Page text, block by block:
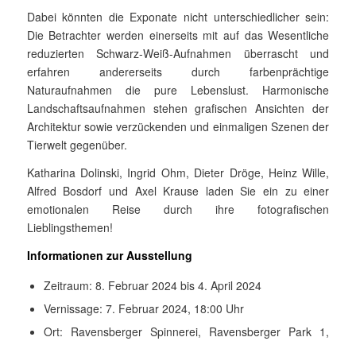
Dabei könnten die Exponate nicht unterschiedlicher sein:
Die Betrachter werden einerseits mit auf das Wesentliche
reduzierten Schwarz-Weiß-Aufnahmen überrascht und
erfahren andererseits durch farben­prächtige
Naturaufnahmen die pure Lebenslust. Harmonische
Landschaftsaufnahmen stehen grafischen Ansichten der
Architektur sowie verzückenden und einmaligen Szenen der
Tierwelt gegenüber.
Katharina Dolinski, Ingrid Ohm, Dieter Dröge, Heinz Wille,
Alfred Bosdorf und Axel Krause laden Sie ein zu einer
emotionalen Reise durch ihre fotografischen
Lieblingsthemen!
Informationen zur Ausstellung
Zeitraum: 8. Februar 2024 bis 4. April 2024
Vernissage: 7. Februar 2024, 18:00 Uhr
Ort: Ravensberger Spinnerei, Ravensberger Park 1,